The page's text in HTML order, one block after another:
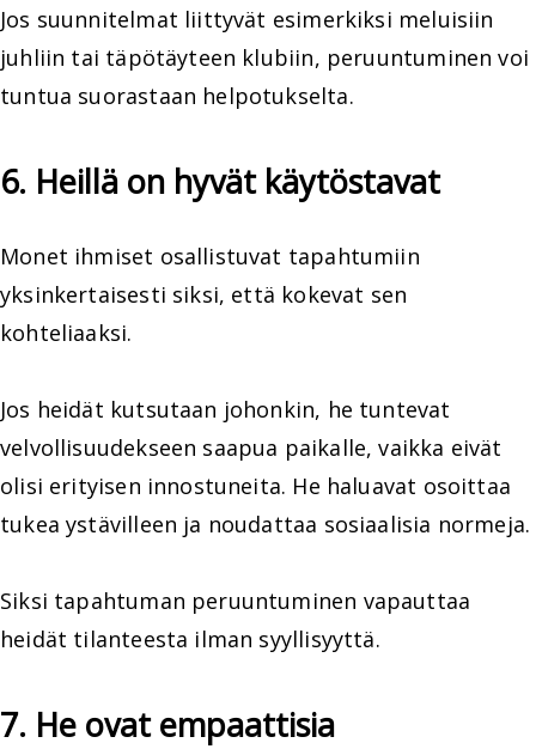
Jos suunnitelmat liittyvät esimerkiksi meluisiin
juhliin tai täpötäyteen klubiin, peruuntuminen voi
tuntua suorastaan helpotukselta.
6. Heillä on hyvät käytöstavat
Monet ihmiset osallistuvat tapahtumiin
yksinkertaisesti siksi, että kokevat sen
kohteliaaksi.
Jos heidät kutsutaan johonkin, he tuntevat
velvollisuudekseen saapua paikalle, vaikka eivät
olisi erityisen innostuneita. He haluavat osoittaa
tukea ystävilleen ja noudattaa sosiaalisia normeja.
Siksi tapahtuman peruuntuminen vapauttaa
heidät tilanteesta ilman syyllisyyttä.
7. He ovat empaattisia